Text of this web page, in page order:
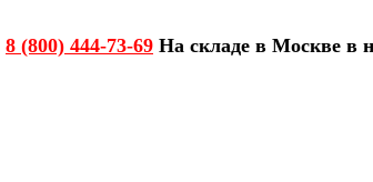
8 (800) 444-73-69 На складе в Москве в